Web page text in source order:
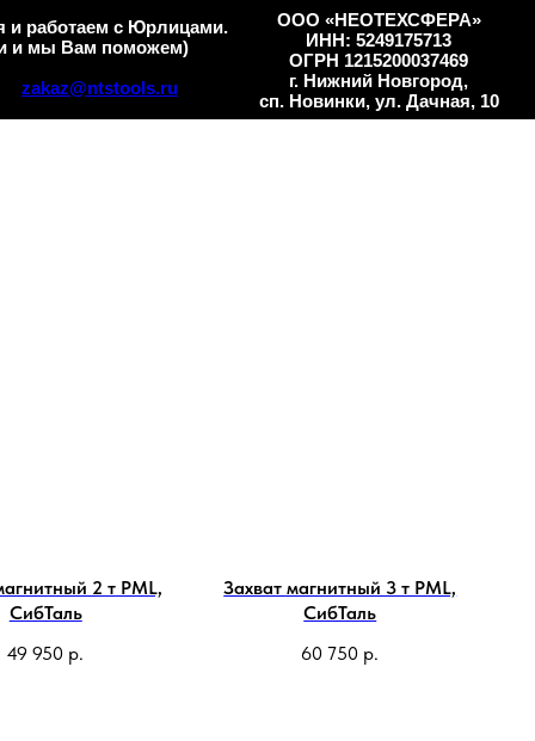
zakaz@ntstools.ru
ООО «НЕОТЕХСФЕРА»
ИНН: 5249175713
ОГРН 1215200037469
г. Нижний Новгород,
сп. Новинки, ул. Дачная, 10
и работаем с Юрлицами.
и мы Вам поможем)
2 т PML,
СибТаль
49 950 р.
Захват магнитный 3 т PML,
СибТаль
60 750 р.